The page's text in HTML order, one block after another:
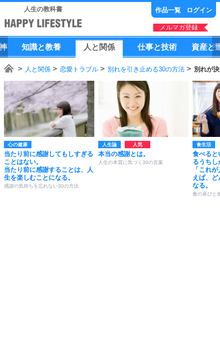
人生の教科書 作品一覧 ログイン
メルマガ登録
知識と教養 人 と 関係 仕事と技術 資産と
人と関係 恋愛トラブル 別れを引き止める30の方法 別れが
心の健康
当たり前に感謝してもしすぎる
ことはない。
当たり前に感謝することは、人
生を楽しむことになる。
感謝の気持ちを忘れない30の方法
人生論
本当の感謝とは。
人生の本質に気づく30の言葉
食生活
食べると
るうちし
「これ
えば、
なる。
食の喜びと